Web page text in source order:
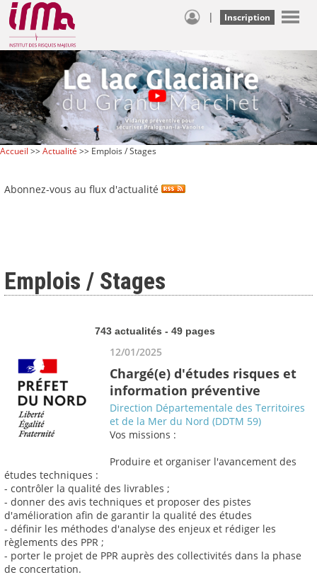
| Inscription
Accueil >>Actualité >> Emplois / Stages
Abonnez-vous au flux d'actualité
Emplois / Stages
743 actualités - 49 pages
12/01/2025
Chargé(e) d'études risques et
information préventive
Direction Départementale des Territoires
et de la Mer du Nord (DDTM 59)
Vos missions :
Produire et organiser l'avancement des
études techniques :
- contrôler la qualité des livrables ;
- donner des avis techniques et proposer des pistes
d'amélioration afin de garantir la qualité des études
- définir les méthodes d'analyse des enjeux et rédiger les
règlements des PPR ;
- porter le projet de PPR auprès des collectivités dans la phase
de concertation.